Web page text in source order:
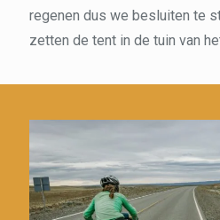
regenen dus we besluiten te
zetten de tent in de tuin van